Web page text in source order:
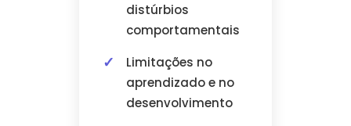
distúrbios
comportamentais
Limitações no
aprendizado e no
desenvolvimento